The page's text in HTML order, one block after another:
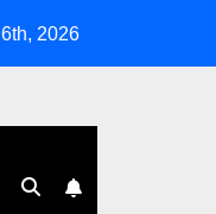
Києву: символічна
2026